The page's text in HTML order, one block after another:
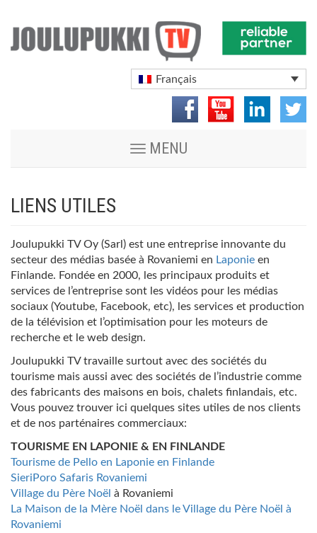
Français
ToggleMENU
LIENS UTILES
Joulupukki TV Oy (Sarl) est une entreprise innovante du
secteur des médias basée à Rovaniemi en Laponie en
Finlande. Fondée en 2000, les principaux produits et
services de l’entreprise sont les vidéos pour les médias
sociaux (Youtube, Facebook, etc), les services et production
de la télévision et l’optimisation pour les moteurs de
recherche et le web design.
Joulupukki TV travaille surtout avec des sociétés du
tourisme mais aussi avec des sociétés de l’industrie comme
des fabricants des maisons en bois, chalets finlandais, etc.
Vous pouvez trouver ici quelques sites utiles de nos clients
et de nos parténaires commerciaux:
TOURISME EN LAPONIE & EN FINLANDE
Tourisme de Pello en Laponie en Finlande
SieriPoro Safaris Rovaniemi
Village du Père Noël à Rovaniemi
La Maison de la Mère Noël dans le Village du Père Noël à
Rovaniemi